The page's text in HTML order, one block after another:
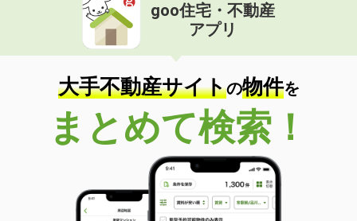
goo住宅・不動産
アプリ
大手不動産サイトの物件を
まとめて検索！